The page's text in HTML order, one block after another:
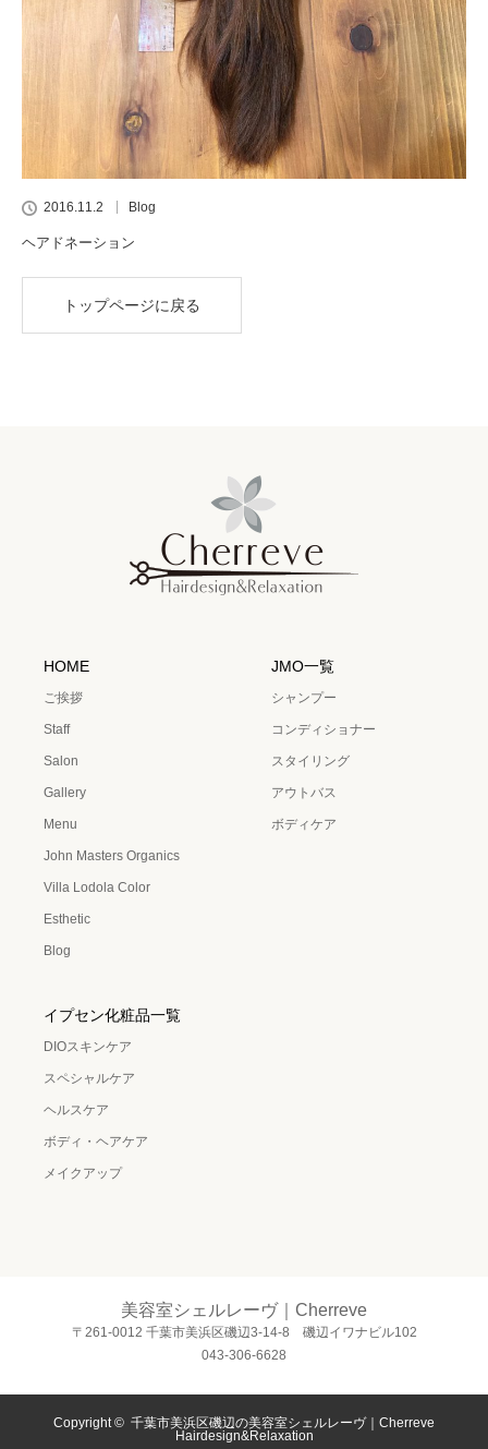
2016.11.2 Blog
ヘアドネーション
トップページに戻る
HOME
ご挨拶
Staff
Salon
Gallery
Menu
John Masters Organics
Villa Lodola Color
Esthetic
Blog
JMO一覧
シャンプー
コンディショナー
スタイリング
アウトバス
ボディケア
イプセン化粧品一覧
DIOスキンケア
スペシャルケア
ヘルスケア
ボディ・ヘアケア
メイクアップ
美容室シェルレーヴ｜Cherreve
〒261-0012 千葉市美浜区磯辺3-14-8 磯辺イワナビル102
043-306-6628
Copyright © 千葉市美浜区磯辺の美容室シェルレーヴ｜Cherreve
Hairdesign&Relaxation